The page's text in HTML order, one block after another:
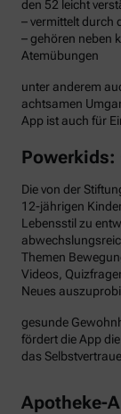
den 52 leicht
– vermittelt durch
– gehören neben
Atemübungen
unter anderem
achtsamen
App ist auch für
Powerkids:
Die von der
12-jährigen
Lebensstil zu
Themen
Videos,
Neues
gesunde
fördert die App
das
Apotheke-